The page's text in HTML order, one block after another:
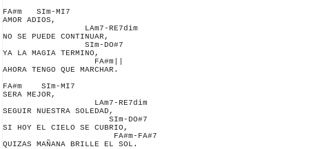
FA#m   SIm-MI7
AMOR ADIOS,
                 LAm7-RE7dim
NO SE PUEDE CONTINUAR,
                 SIm-DO#7
YA LA MAGIA TERMINO,
                   FA#m||
AHORA TENGO QUE MARCHAR.
FA#m    SIm-MI7
SERA MEJOR,
                   LAm7-RE7dim
SEGUIR NUESTRA SOLEDAD,
                      SIm-DO#7
SI HOY EL CIELO SE CUBRIO,
                       FA#m-FA#7
QUIZAS MAÑANA BRILLE EL SOL.